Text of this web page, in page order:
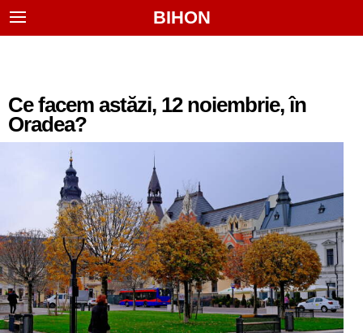
BIHON
Ce facem astăzi, 12 noiembrie, în
Oradea?